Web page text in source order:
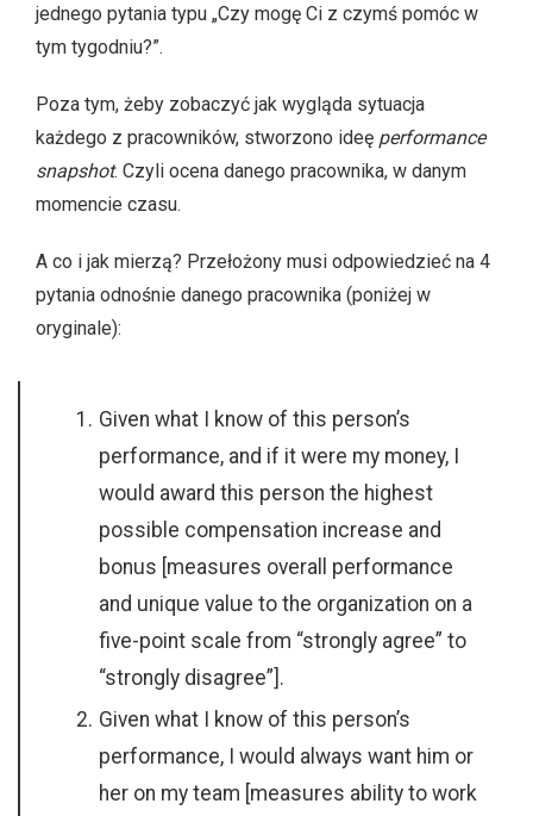
jednego pytania typu „Czy mogę Ci z czymś pomóc w
tym tygodniu?”.
Poza tym, żeby zobaczyć jak wygląda sytuacja
każdego z pracowników, stworzono ideę performance
snapshot. Czyli ocena danego pracownika, w danym
momencie czasu.
A co i jak mierzą? Przełożony musi odpowiedzieć na 4
pytania odnośnie danego pracownika (poniżej w
oryginale):
Given what I know of this person’s
performance, and if it were my money, I
would award this person the highest
possible compensation increase and
bonus [measures overall performance
and unique value to the organization on a
five-point scale from “strongly agree” to
“strongly disagree”].
Given what I know of this person’s
performance, I would always want him or
her on my team [measures ability to work